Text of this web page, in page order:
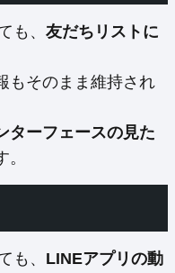
も、 友だちリストに
もそのまま維持され
ターフェースの見た
。
も、 LINEアプリの動